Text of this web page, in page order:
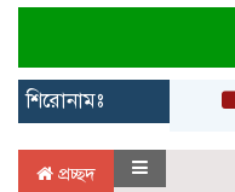
শিরোনামঃ
প্রচ্ছদ